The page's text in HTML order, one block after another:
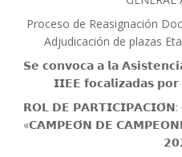
Proceso de Reasignación
Adjudicación de plazas
𝗦𝗲 𝗰𝗼𝗻𝘃𝗼𝗰𝗮 𝗮 𝗹𝗮
𝗜𝗜𝗘𝗘 𝗳𝗼𝗰𝗮𝗹𝗶𝘇𝗮𝗱𝗮𝘀
𝗥𝗢𝗟 𝗗𝗘
«𝗖𝗔𝗠𝗣𝗘𝗢́𝗡 𝗗𝗘